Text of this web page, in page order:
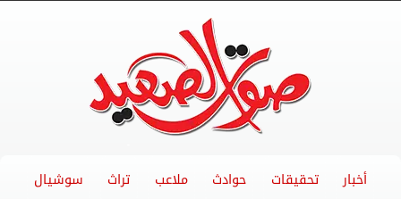
أخبار تحقيقات حوادث ملاعب تراث سوشيال